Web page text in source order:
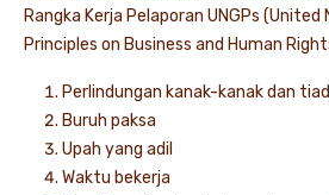
Rangka Kerja Pelaporan UNGPs (United
Principles on Business and Human
Perlindungan kanak-kanak dan
Buruh paksa
Upah yang adil
Waktu bekerja